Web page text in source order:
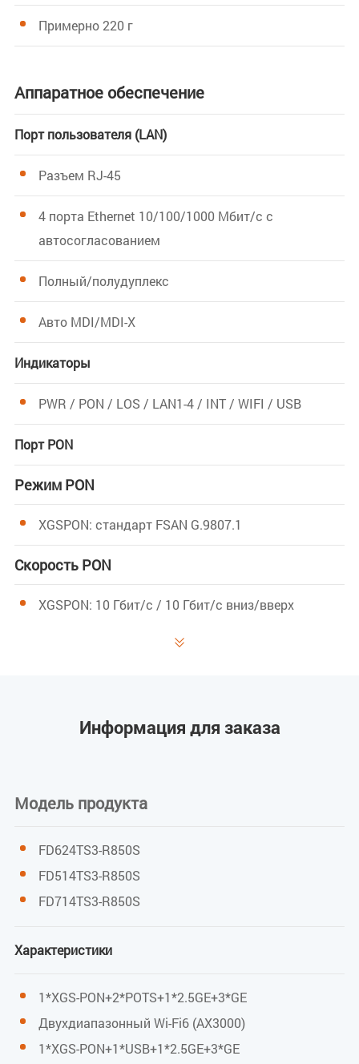
Примерно 220 г
Аппаратное обеспечение
Порт пользователя (LAN)
Разъем RJ-45
4 порта Ethernet 10/100/1000 Мбит/с с
автосогласованием
Полный/полудуплекс
Авто MDI/MDI-X
Индикаторы
PWR / PON / LOS / LAN1-4 / INT / WIFI / USB
Порт PON
Режим PON
XGSPON: стандарт FSAN G.9807.1
Скорость PON
XGSPON: 10 Гбит/с / 10 Гбит/с вниз/вверх
Прием: 1577 нм
XGSPON: -28 дБм
XGSPON: -9 дБм
XGSPON: +4 ~ +9 дБм
WIFI

Информация для заказа
Модель продукта
FD624TS3-R850S
FD514TS3-R850S
FD714TS3-R850S
Характеристики
1*XGS-PON+2*POTS+1*2.5GE+3*GE
Двухдиапазонный Wi-Fi6 (AX3000)
1*XGS-PON+1*USB+1*2.5GE+3*GE